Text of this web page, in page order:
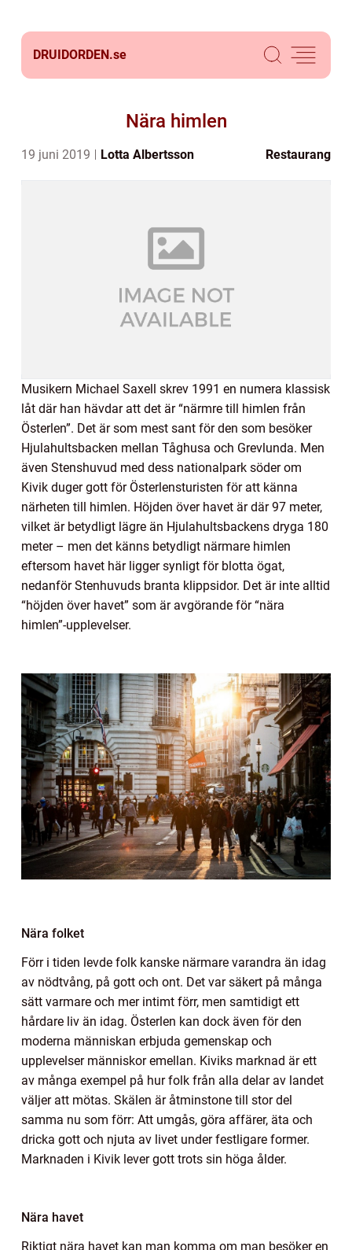
DRUIDORDEN.se
Nära himlen
19 juni 2019 Lotta Albertsson Restaurang
Musikern Michael Saxell skrev 1991 en numera klassisk
låt där han hävdar att det är “närmre till himlen från
Österlen”. Det är som mest sant för den som besöker
Hjulahultsbacken mellan Tåghusa och Grevlunda. Men
även Stenshuvud med dess nationalpark söder om
Kivik duger gott för Österlensturisten för att känna
närheten till himlen. Höjden över havet är där 97 meter,
vilket är betydligt lägre än Hjulahultsbackens dryga 180
meter – men det känns betydligt närmare himlen
eftersom havet här ligger synligt för blotta ögat,
nedanför Stenhuvuds branta klippsidor. Det är inte alltid
“höjden över havet” som är avgörande för “nära
himlen”-upplevelser.
Nära folket
Förr i tiden levde folk kanske närmare varandra än idag
av nödtvång, på gott och ont. Det var säkert på många
sätt varmare och mer intimt förr, men samtidigt ett
hårdare liv än idag. Österlen kan dock även för den
moderna människan erbjuda gemenskap och
upplevelser människor emellan. Kiviks marknad är ett
av många exempel på hur folk från alla delar av landet
väljer att mötas. Skälen är åtminstone till stor del
samma nu som förr: Att umgås, göra affärer, äta och
dricka gott och njuta av livet under festligare former.
Marknaden i Kivik lever gott trots sin höga ålder.
Nära havet
Riktigt nära havet kan man komma om man besöker en